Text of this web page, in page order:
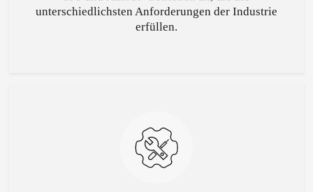
unterschiedlichsten Anforderungen der Industrie
erfüllen.